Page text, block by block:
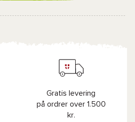
Gratis levering
på ordrer over 1.500
kr.